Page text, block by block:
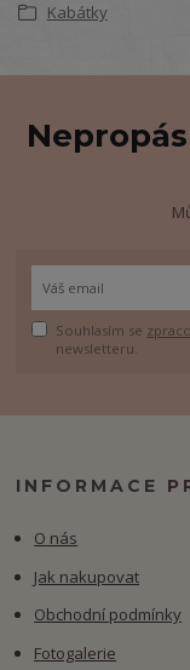
Kabátky
Souhlasím se
newsletteru.
INFORMACE
O nás
Jak nakupovat
Obchodní podmínky
Fotogalerie